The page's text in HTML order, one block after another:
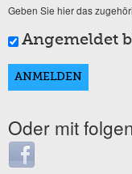
Geben Sie hier das
Angemeldet
Oder mit
Login with Facebook